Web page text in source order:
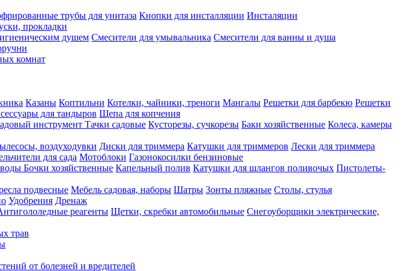
трубы для унитаза Кнопки для инсталляции Инсталяции
прокладки
душем Смесители для умывальника Смесители для ванны и душа
комнат
Казаны Коптильни Котелки, чайники, треноги Мангалы Решетки для барбекю Решетки
для тандыров Щепа для копчения
инструмент Тачки садовые Кусторезы, сучкорезы Баки хозяйственные Колеса, камеры
воздуходувки Диски для триммера Катушки для триммеров Лески для триммера
для сада Мотоблоки Газонокосилки бензиновые
Бочки хозяйственные Капельный полив Катушки для шлангов поливочых Пистолеты-
подвесные Мебель садовая, наборы Шатры Зонты пляжные Столы, стулья
Удобрения Дренаж
реагенты Щетки, скребки автомобильные Снегоуборщики электрические,
трав
от болезней и вредителей